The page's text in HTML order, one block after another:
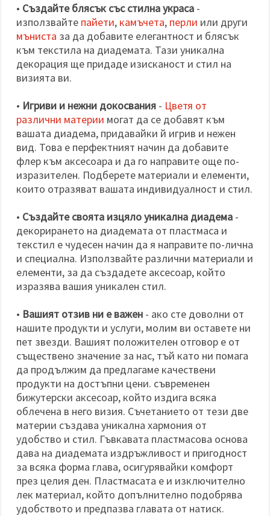
• Създайте блясък със стилна украса -
използвайте пайети, камъчета, перли или други
мъниста за да добавите елегантност и блясък
към текстила на диадемата. Тази уникална
декорация ще придаде изисканост и стил на
визията ви.
• Игриви и нежни докосвания - Цветя от
различни материи могат да се добавят към
вашата диадема, придавайки й игрив и нежен
вид. Това е перфектният начин да добавите
флер към аксесоара и да го направите още по-
изразителен. Подберете материали и елементи,
които отразяват вашата индивидуалност и стил.
• Създайте своята изцяло уникална диадема -
декорирането на диадемата от пластмаса и
текстил е чудесен начин да я направите по-лична
и специална. Използвайте различни материали и
елементи, за да създадете аксесоар, който
изразява вашия уникален стил.
• Вашият отзив ни е важен - ако сте доволни от
нашите продукти и услуги, молим ви оставете ни
пет звезди. Вашият положителен отговор е от
съществено значение за нас, тъй като ни помага
да продължим да предлагаме качествени
продукти на достъпни цени. съвременен
бижутерски аксесоар, който издига всяка
облечена в него визия. Съчетанието от тези две
материи създава уникална хармония от
удобство и стил. Гъвкавата пластмасова основа
дава на диадемата издръжливост и пригодност
за всяка форма глава, осигурявайки комфорт
през целия ден. Пластмасата е и изключително
лек материал, който допълнително подобрява
удобството и предпазва главата от натиск.